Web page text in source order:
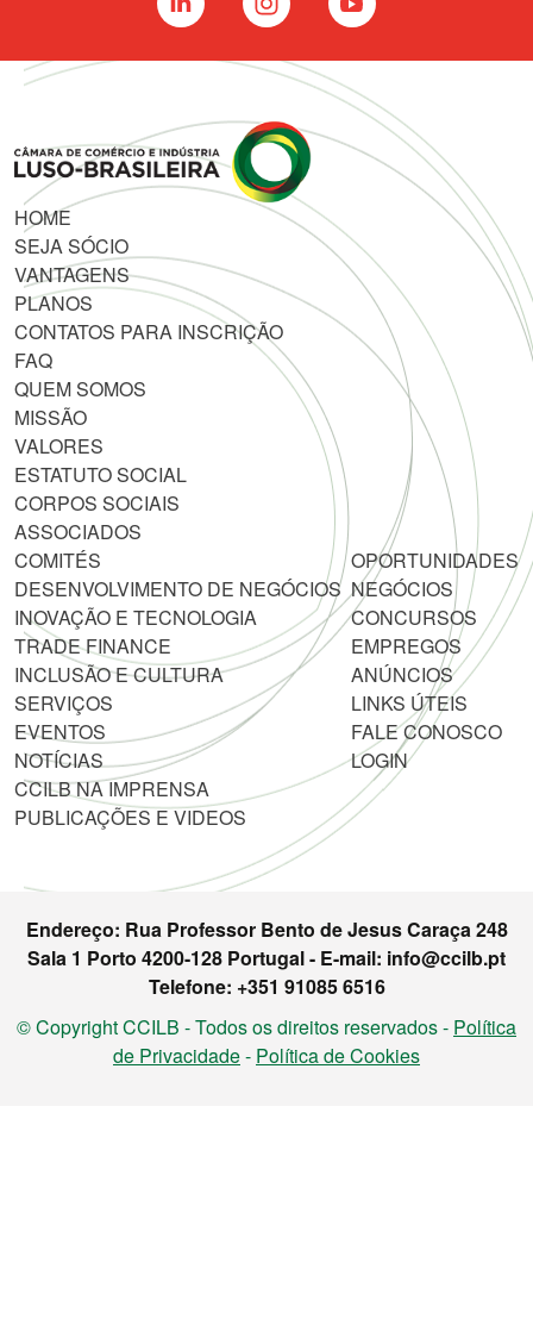
HOME
SEJA SÓCIO
VANTAGENS
PLANOS
CONTATOS PARA INSCRIÇÃO
FAQ
QUEM SOMOS
MISSÃO
VALORES
ESTATUTO SOCIAL
CORPOS SOCIAIS
ASSOCIADOS
COMITÉS
DESENVOLVIMENTO DE NEGÓCIOS
INOVAÇÃO E TECNOLOGIA
TRADE FINANCE
INCLUSÃO E CULTURA
SERVIÇOS
EVENTOS
NOTÍCIAS
CCILB NA IMPRENSA
PUBLICAÇÕES E VIDEOS
OPORTUNIDADES
NEGÓCIOS
CONCURSOS
EMPREGOS
ANÚNCIOS
LINKS ÚTEIS
FALE CONOSCO
LOGIN
Endereço: Rua Professor Bento de Jesus Caraça 248
Sala 1 Porto 4200-128 Portugal - E-mail: info@ccilb.pt
Telefone: +351 91085 6516
© Copyright CCILB - Todos os direitos reservados - Política
de Privacidade- Política de Cookies